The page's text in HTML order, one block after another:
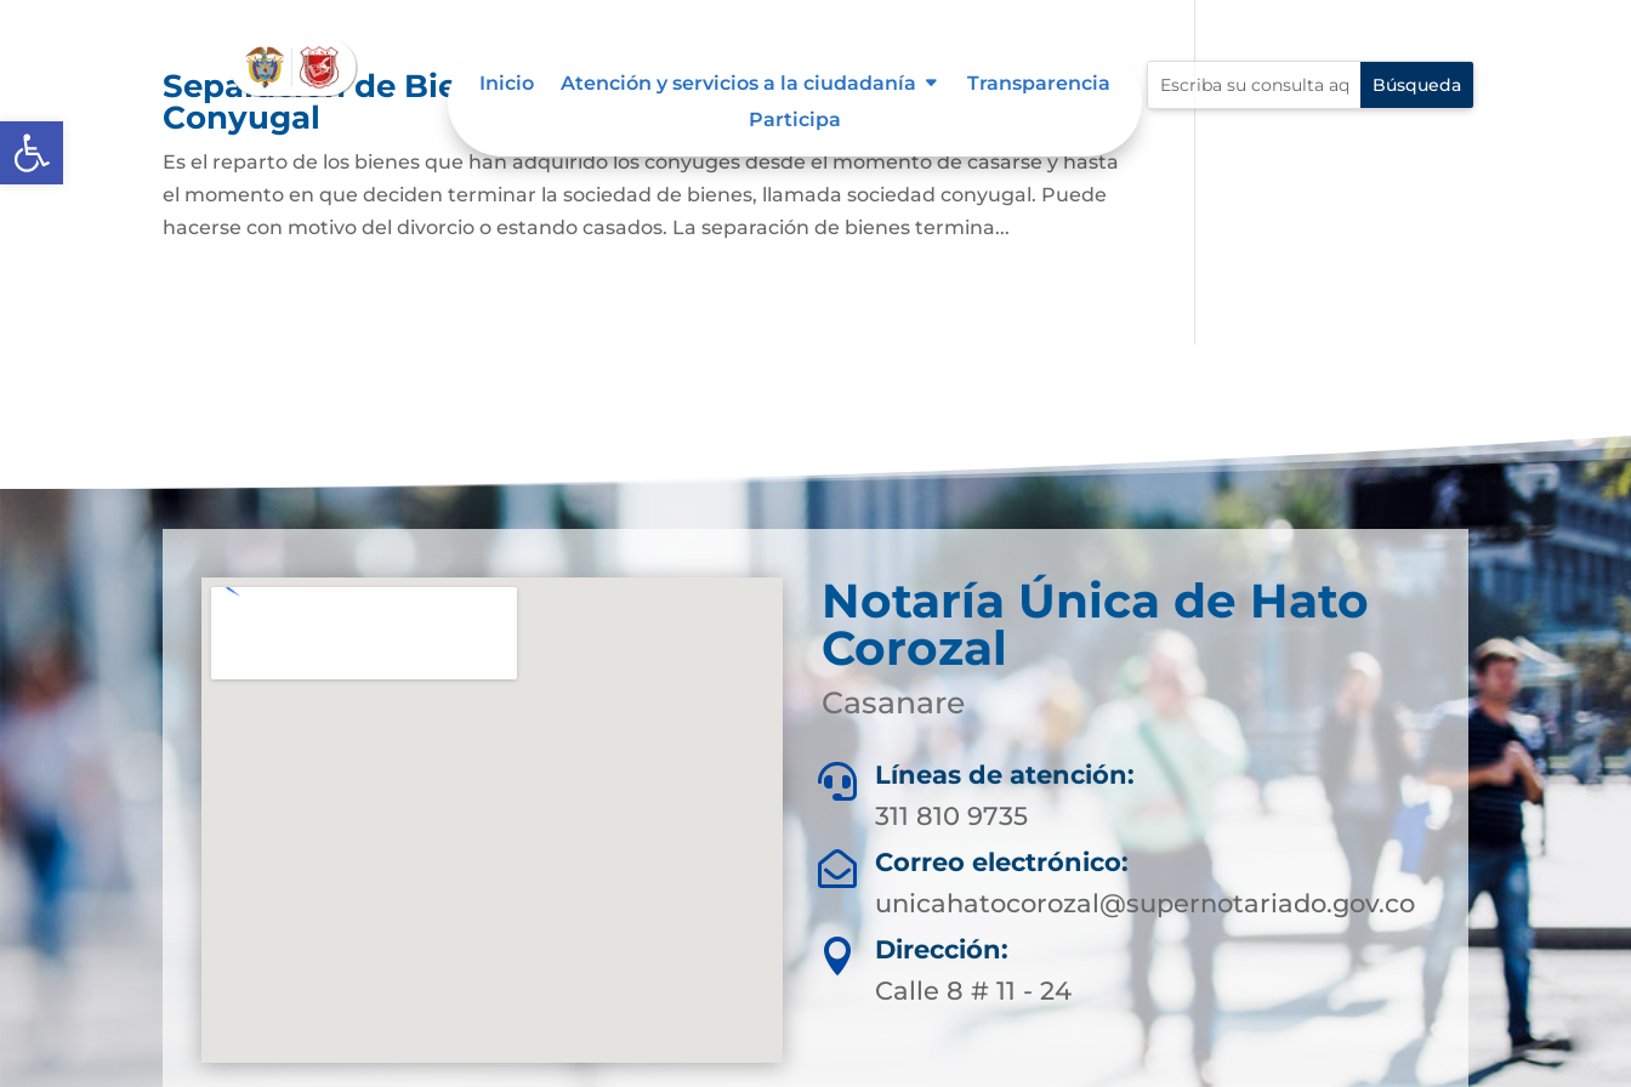
Abrir barra de herramientas
Inicio Atención y servicios a la ciudadanía
Transparencia
Participa
Separación de Bienes o Liquidación de Sociedad
Conyugal
Es el reparto de los bienes que han adquirido los cónyuges desde el momento de casarse y hasta
el momento en que deciden terminar la sociedad de bienes, llamada sociedad conyugal. Puede
hacerse con motivo del divorcio o estando casados. La separación de bienes termina...
Notaría Única de Hato
Corozal
Casanare

Líneas de atención:
311 810 9735

Correo electrónico:
unicahatocorozal@supernotariado.gov.co

Dirección:
Calle 8 # 11 - 24